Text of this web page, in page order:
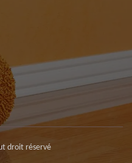
droit réservé